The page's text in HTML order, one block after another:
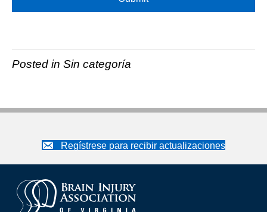
Posted in Sin categoría
Regístrese para recibir actualizaciones